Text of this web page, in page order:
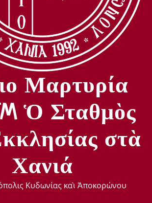
Μαρτυρία
Ὁ Σταθμὸς
στὰ
Χανιά
Κυδωνίας καὶ Ἀποκορώνου